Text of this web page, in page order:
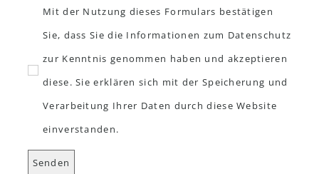
Mit der Nutzung dieses Formulars bestätigen
Sie, dass Sie die Informationen zum Datenschutz
zur Kenntnis genommen haben und akzeptieren
diese. Sie erklären sich mit der Speicherung und
Verarbeitung Ihrer Daten durch diese Website
einverstanden.